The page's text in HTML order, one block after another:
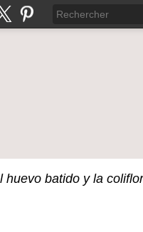
batido y la